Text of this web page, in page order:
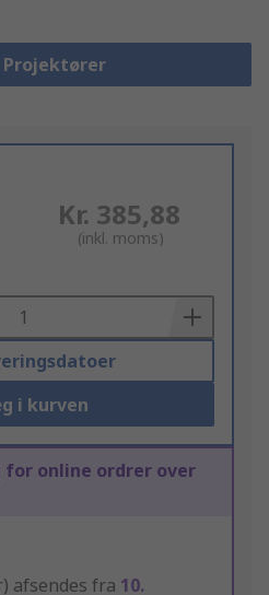
Projektører
Kr. 385,88
(inkl. moms)
i kurven
for online ordrer over
afsendes fra 10.